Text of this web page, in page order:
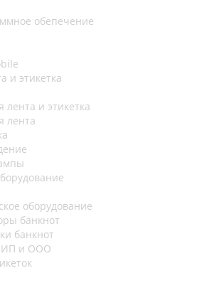
обепечение
и этикетка
лента и этикетка
лента
оборудование
банкнот
банкнот
ИП и ООО